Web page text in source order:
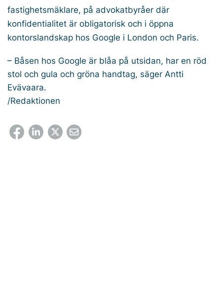
fastighetsmäklare, på advokatbyråer där
konfidentialitet är obligatorisk och i öppna
kontorslandskap hos Google i London och Paris.
– Båsen hos Google är blåa på utsidan, har en röd
stol och gula och gröna handtag, säger Antti
Evävaara.
/Redaktionen